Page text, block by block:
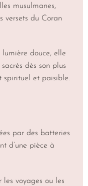
musulmanes,
versets du Coran
douce, elle
dès son plus
spirituel et paisible.
par des batteries
d’une pièce à
les voyages ou les